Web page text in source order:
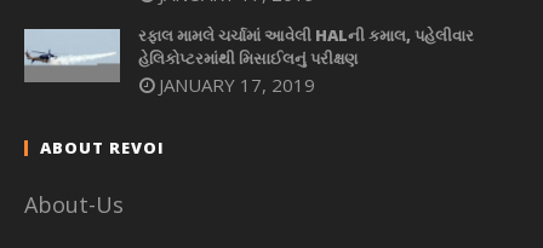
રફાલ મામલે ચર્ચામાં આવેલી HALની કમાલ, પહેલીવાર
હેલિકોપ્ટરમાંથી મિસાઈલનું પરીક્ષણ
JANUARY 17, 2019
ABOUT REVOI
About-Us